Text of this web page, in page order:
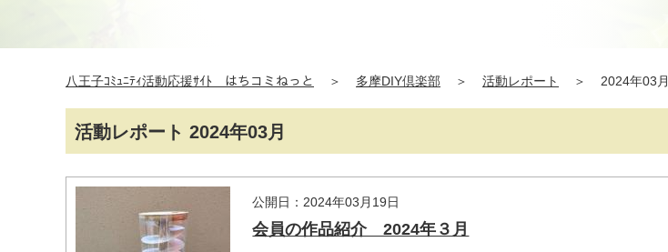
八王子ｺﾐｭﾆﾃｨ活動応援ｻｲﾄ はちコミねっと ＞ 多摩DIY倶楽部 ＞ 活動レポート ＞ 2024年03月
活動レポート 2024年03月
公開日：2024年03月19日
会員の作品紹介 2024年３月